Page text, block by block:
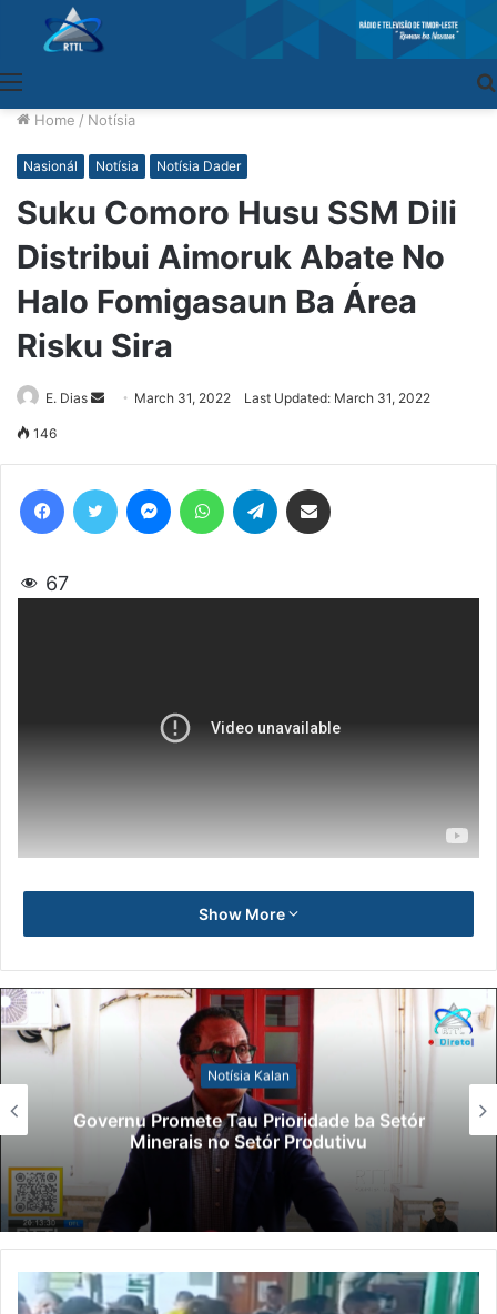
Home / Notísia
Nasionál Notísia Notísia Dader
Suku Comoro Husu SSM Dili
Distribui Aimoruk Abate No
Halo Fomigasaun Ba Área
Risku Sira
E. Dias
SendMarch 31, 2022 Last Updated: March 31, 2022
146
67
Show More
Notísia Kalan
Governu Promete Tau Prioridade ba Setór
Minerais no Setór Produtivu